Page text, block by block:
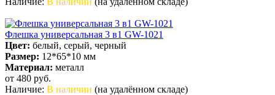
Флешка универсальная 3 в1 GW-1021
Цвет: белый, серый, черный
Размер: 12*65*10 мм
Материал: металл
от 480 руб.
Наличие: В наличии (на удалённом складе)